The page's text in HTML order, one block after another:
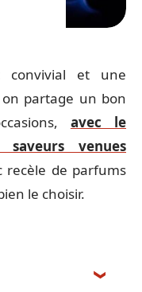
convivial et une
on partage un bon
avec le
venues
de parfums
le choisir.